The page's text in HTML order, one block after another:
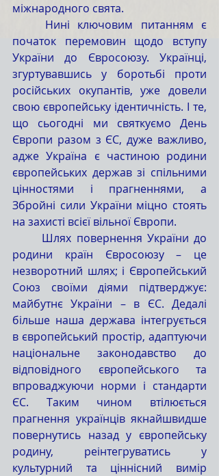
міжнародного свята.
початок перемовин щодо вступу
України до Євросоюзу. Українці,
згуртувавшись у боротьбі проти
російських окупантів, уже довели
свою європейську ідентичність. І те,
що сьогодні ми святкуємо День
Європи разом з ЄС, дуже важливо,
адже Україна є частиною родини
європейських держав зі спільними
цінностями і прагненнями, а
Збройні сили України міцно стоять
на захисті всієї вільної Європи.
родини країн Євросоюзу – це
незворотний шлях; і Європейський
Союз своїми діями підтверджує:
майбутнє України – в ЄС. Дедалі
більше наша держава інтегрується
в європейський простір, адаптуючи
національне законодавство до
відповідного європейського та
впроваджуючи норми і стандарти
ЄС. Таким чином втілюється
прагнення українців якнайшвидше
повернутись назад у європейську
родину, реінтегруватись у
культурний та ціннісний вимір